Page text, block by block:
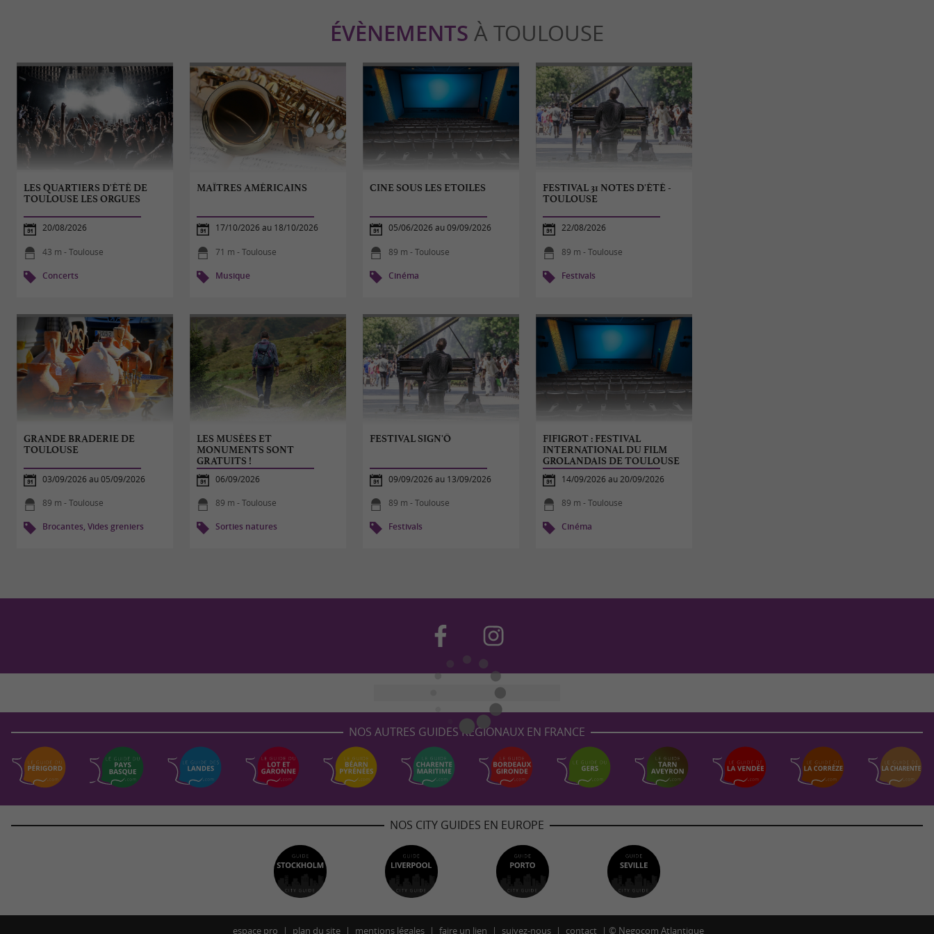
ÉVÈNEMENTS À TOULOUSE
LES QUARTIERS D'ÉTÉ DE
TOULOUSE LES ORGUES
20/08/2026
43 m - Toulouse
Concerts
MAÎTRES AMÉRICAINS
17/10/2026 au 18/10/2026
71 m - Toulouse
Musique
CINE SOUS LES ETOILES
05/06/2026 au 09/09/2026
89 m - Toulouse
Cinéma
FESTIVAL 31 NOTES D'ÉTÉ -
TOULOUSE
22/08/2026
89 m - Toulouse
Festivals
GRANDE BRADERIE DE
TOULOUSE
03/09/2026 au 05/09/2026
89 m - Toulouse
Brocantes, Vides greniers
LES MUSÉES ET
MONUMENTS SONT
GRATUITS !
06/09/2026
89 m - Toulouse
Sorties natures
FESTIVAL SIGN'Ô
09/09/2026 au 13/09/2026
89 m - Toulouse
Festivals
FIFIGROT : FESTIVAL
INTERNATIONAL DU FILM
GROLANDAIS DE TOULOUSE
14/09/2026 au 20/09/2026
89 m - Toulouse
Cinéma
NOS AUTRES GUIDES RÉGIONAUX EN FRANCE
NOS CITY GUIDES EN EUROPE
espace pro plan du site mentions légales faire un lien suivez-nous contact © Negocom Atlantique